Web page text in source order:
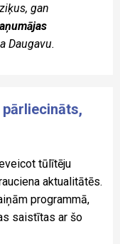
gan
Daugavu.
tūlītēju
aktualitātēs.
programmā,
saistītas ar šo